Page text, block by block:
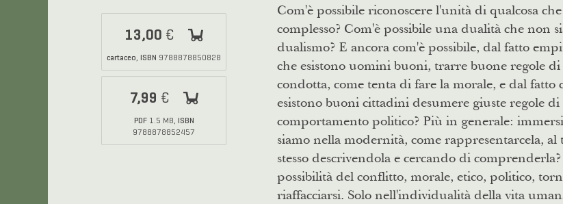
13,00 €
cartaceo, ISBN 9788878850828
7,99 €
PDF1.5 MB, ISBN
9788878852457
Com'è possibile riconoscere l'unità di qualcosa
complesso? Com'è possibile una dualità che non
dualismo? E ancora com'è possibile, dal fatto
che esistono uomini buoni, trarre buone regole di
condotta, come tenta di fare la morale, e dal fatto
esistono buoni cittadini desumere giuste regole di
comportamento politico? Più in generale:
siamo nella modernità, come rappresentarcela, al
stesso descrivendola e cercando di
possibilità del conflitto, morale, etico, politico,
riaffacciarsi. Solo nell'individualità della vita